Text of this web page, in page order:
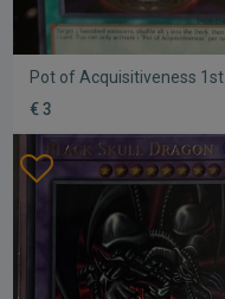
Pot of Acquisitiveness 1st
edition Yugioh
€ 3